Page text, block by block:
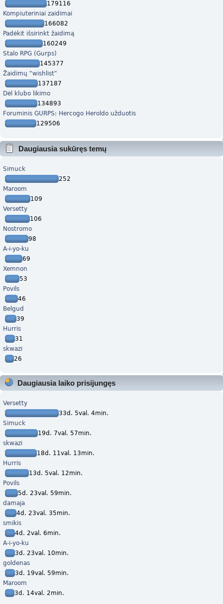
179116
Kompiuteriniai zaidimai
166082
Padėkit išsirinkt žaidimą
160249
Stalo RPG (Gurps)
145377
Žaidimų "wishlist"
137187
Dėl klubo likimo
134893
Foruminis GURPS: Hercogo Heroldo užduotis
129506
Daugiausia sukūręs temų
Simuck
252
Maroom
109
Versetty
106
Nostromo
98
A-i-yo-ku
69
Xemnon
53
Povils
46
Belgud
39
Hurris
31
skwazi
26
Daugiausia laiko prisijungęs
Versetty
33d. 5val. 4min.
Simuck
19d. 7val. 57min.
skwazi
18d. 11val. 13min.
Hurris
13d. 5val. 12min.
Povils
5d. 23val. 59min.
damaja
4d. 23val. 35min.
smikis
4d. 2val. 6min.
A-i-yo-ku
3d. 23val. 10min.
goldenas
3d. 19val. 59min.
Maroom
3d. 14val. 2min.